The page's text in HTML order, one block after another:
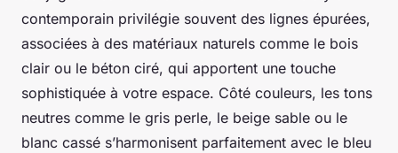
contemporain privilégie souvent des lignes épurées,
associées à des matériaux naturels comme le bois
clair ou le béton ciré, qui apportent une touche
sophistiquée à votre espace. Côté couleurs, les tons
neutres comme le gris perle, le beige sable ou le
blanc cassé s’harmonisent parfaitement avec le bleu